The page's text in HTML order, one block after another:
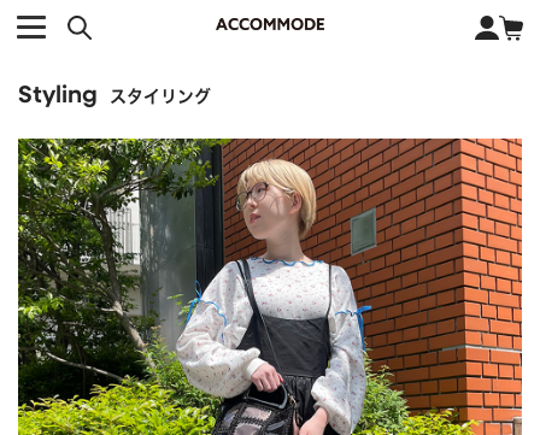
CATEGORY カテゴリー
BAG バッグ
ALLすべて
TOTEトートバッグ
SHOULDER ショルダーバッグ
BASKETカゴバッグ
BACKPACKバックパック
ECO BAG エコバッグ
OTHERその他
BRAND ブランド
COLLABORATIONコラボレーション
ください。
商品検索
KEYWORD
オススメキーワード
ポカホンタス ミーコ パーシー ジョンスミス
キティ サンリオ ダイカット ポーチ チャーム
Styling スタイリング